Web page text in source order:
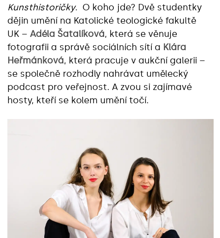
Kunsthistoričky. O koho jde? Dvě studentky
dějin umění na Katolické teologické fakultě
UK – Adéla Šatalíková, která se věnuje
fotografii a správě sociálních sítí a Klára
Heřmánková, která pracuje v aukční galerii –
se společně rozhodly nahrávat umělecký
podcast pro veřejnost. A zvou si zajímavé
hosty, kteří se kolem umění točí.